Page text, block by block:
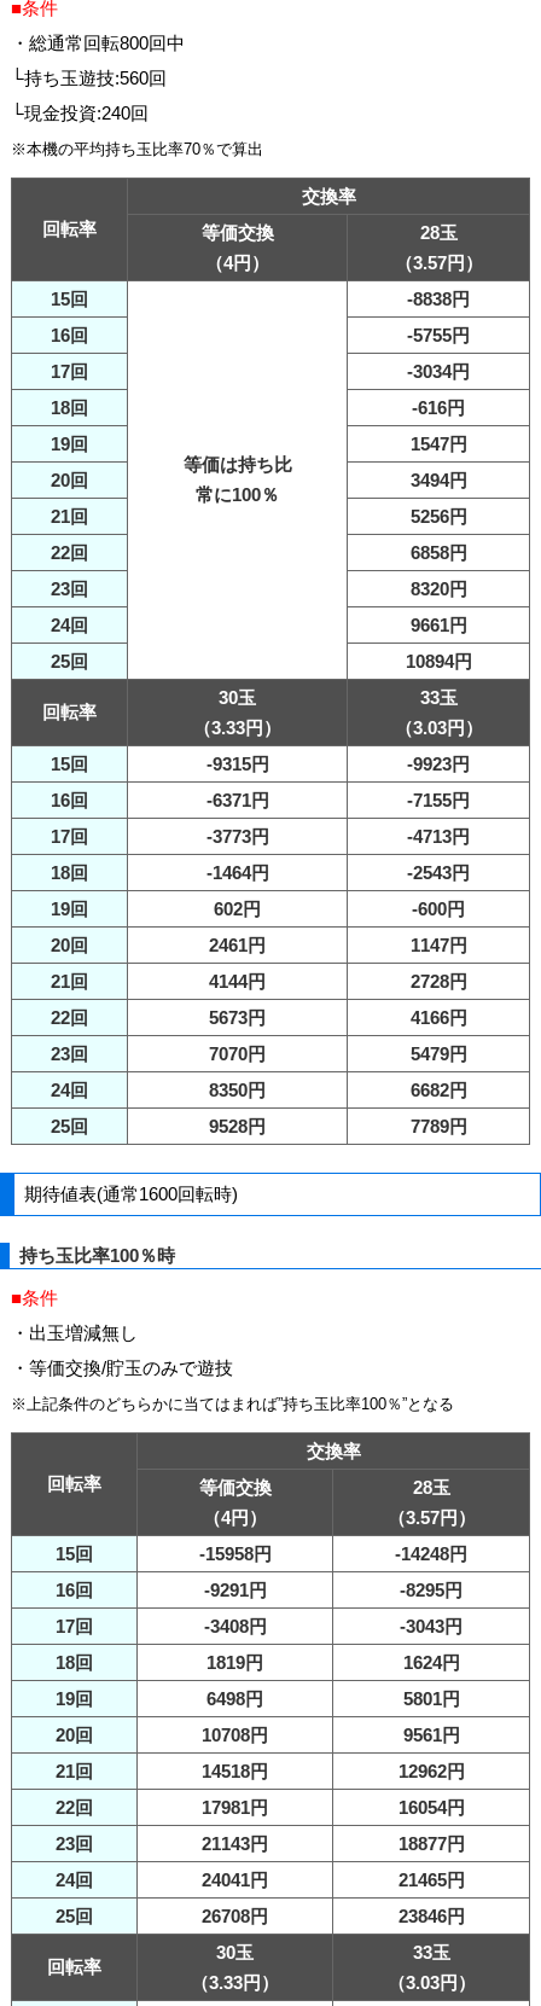
■条件
・総通常回転800回中
└持ち玉遊技:560回
└現金投資:240回
※本機の平均持ち玉比率70％で算出
回転率
交換率
等価交換
（4円）
28玉
（3.57円）
15回
等価は持ち比
常に100％
-8838円
16回
-5755円
17回
-3034円
18回
-616円
19回
1547円
20回
3494円
21回
5256円
22回
6858円
23回
8320円
24回
9661円
25回
10894円
回転率
30玉
（3.33円）
33玉
（3.03円）
15回
-9315円
-9923円
16回
-6371円
-7155円
17回
-3773円
-4713円
18回
-1464円
-2543円
19回
602円
-600円
20回
2461円
1147円
21回
4144円
2728円
22回
5673円
4166円
23回
7070円
5479円
24回
8350円
6682円
25回
9528円 7789円
期待値表(通常1600回転時)
持ち玉比率100％時
■条件
・出玉増減無し
・等価交換/貯玉のみで遊技
※上記条件のどちらかに当てはまれば”持ち玉比率100％”となる
回転率
交換率
等価交換
（4円）
28玉
（3.57円）
15回
-15958円
-14248円
16回
-9291円
-8295円
17回
-3408円
-3043円
18回
1819円
1624円
19回
6498円
5801円
20回
10708円
9561円
21回
14518円
12962円
22回
17981円
16054円
23回
21143円
18877円
24回
24041円
21465円
25回
26708円 23846円
回転率
30玉
（3.33円）
33玉
（3.03円）